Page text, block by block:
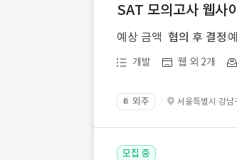
SAT 모의고사 웹사
예상 금액 협의 후 결정
개발 웹 외 2개
📔 외주 서울특별시 강남
모집 중